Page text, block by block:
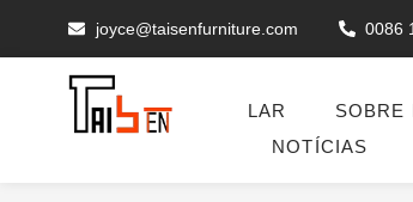
joyce@taisenfurniture.com 0086
LAR SOBRE
NOTÍCIAS